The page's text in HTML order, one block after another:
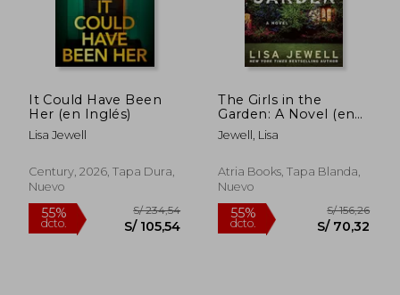
55%
dcto.
It Could Have Been
Her (en Inglés)
Lisa Jewell
Century, 2026, Tapa Dura,
Nuevo
The Girls in the
Garden: A Novel (en
Inglés)
Jewell, Lisa
Atria Books, Tapa Blanda,
Nuevo